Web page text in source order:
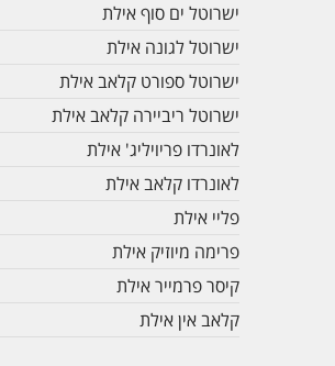
ישרוטל ים סוף אילת
ישרוטל לגונה אילת
ישרוטל ספורט קלאב אילת
ישרוטל ריביירה קלאב אילת
לאונרדו פריויליג' אילת
לאונרדו קלאב אילת
פליי אילת
פרימה מיוזיק אילת
קיסר פרמייר אילת
קלאב אין אילת